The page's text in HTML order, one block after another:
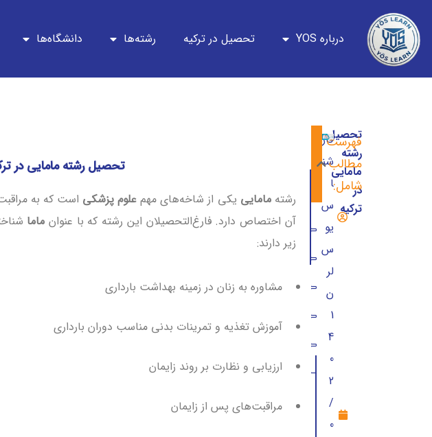
درباره YOS تحصیل در ترکیه رشته‌ها دانشگاه‌ها
تحصیل
رشته
مامایی
در
ترکیه
کار
شن
ا
س
یو
س
لر
ن
1
4
0
2
/
0
فهرست
مطالب
شامل:
تحصیل رشته مامایی در ترکیه
رشته مامایی در ترکیه
بهترین دانشگاه های ترکیه برای تدریس رشته مامایی؟
مزایای تحصیل رشته مامایی در ترکیه
تحصیل رشته مامایی در
رشتهمامایی یکی از شاخه‌های مهم علوم پزشکی است که به
آن اختصاص دارد. فارغ‌التحصیلان این رشته که با عنوان ماما
زیر دارند:
مشاوره به زنان در زمینه بهداشت بارداری
آموزش تغذیه و تمرینات بدنی مناسب دوران بارداری
ارزیابی و نظارت بر روند زایمان
مراقبت‌های پس از زایمان